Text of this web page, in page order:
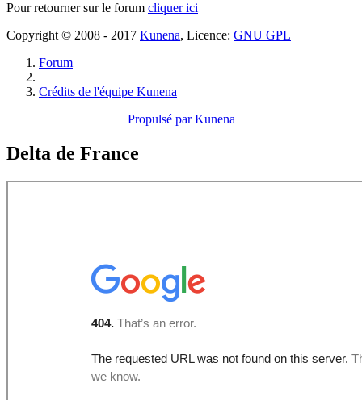
Pour retourner sur le forum cliquer ici
Copyright © 2008 - 2017 Kunena, Licence: GNU GPL
Forum
Crédits de l'équipe Kunena
Propulsé parKunena
Delta de France